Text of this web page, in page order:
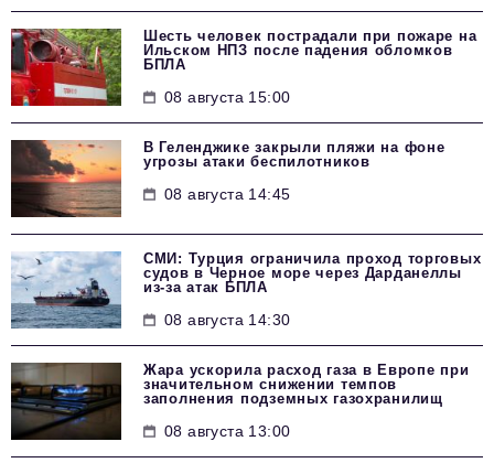
Шесть человек пострадали при пожаре на
Ильском НПЗ после падения обломков
БПЛА
08 августа 15:00
В Геленджике закрыли пляжи на фоне
угрозы атаки беспилотников
08 августа 14:45
СМИ: Турция ограничила проход торговых
судов в Черное море через Дарданеллы
из-за атак БПЛА
08 августа 14:30
Жара ускорила расход газа в Европе при
значительном снижении темпов
заполнения подземных газохранилищ
08 августа 13:00